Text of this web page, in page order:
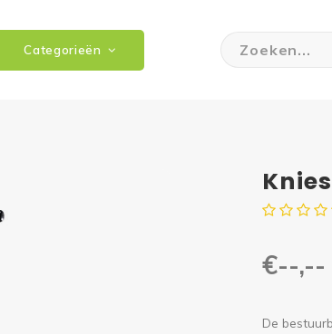
Categorieën
€--,--
De